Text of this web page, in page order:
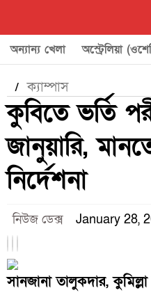
অন্যান্য খেলা অস্ট্রেলিয়া
/ক্যাম্পাস
কুবিতে ভর্তি
জানুয়ারি,
নির্দেশনা
নিউজ ডেক্স January 28,
সানজানা তালুকদার, কুমিল্লা